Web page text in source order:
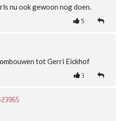
nu ook gewoon nog doen.
5
tot Gerri Eickhof
3